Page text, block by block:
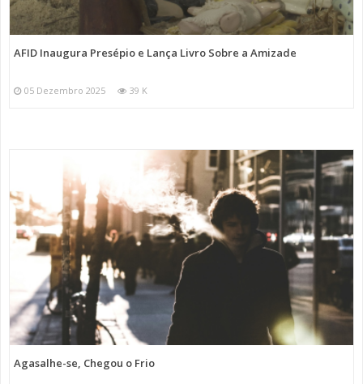
AFID Inaugura Presépio e Lança Livro Sobre a Amizade
05 Dezembro 2025 39 K
Agasalhe-se, Chegou o Frio